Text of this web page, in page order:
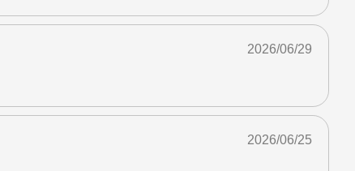
2026/06/29
2026/06/25